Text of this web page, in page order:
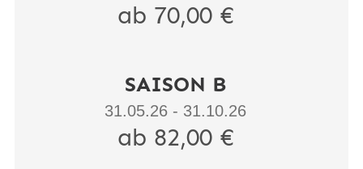
ab 70,00 €
SAISON B
31.05.26 - 31.10.26
ab 82,00 €